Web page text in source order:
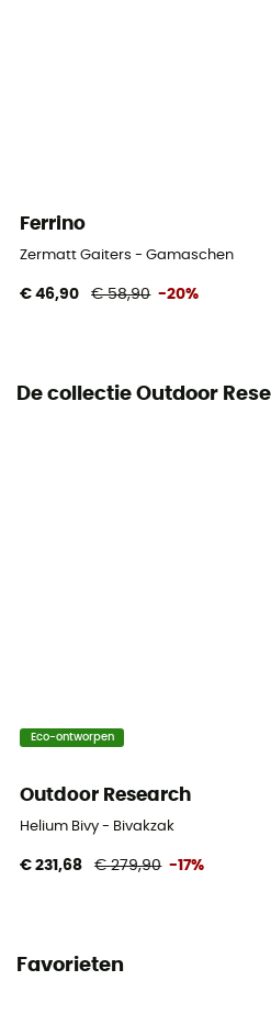
Ferrino
Zermatt Gaiters - Gamaschen
€ 46,90 € 58,90 -20%
De collectie Outdoor
Eco-ontworpen
Outdoor Research
Helium Bivy - Bivakzak
€ 231,68 € 279,90 -17%
Favorieten